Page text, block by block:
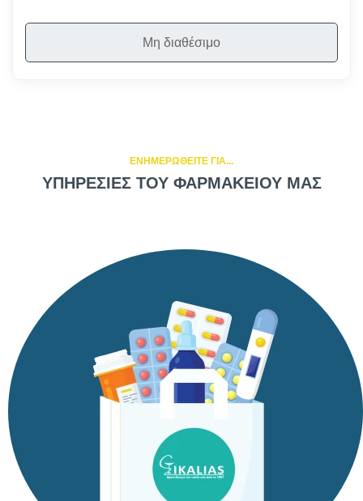
Μη διαθέσιμο
ΕΝΗΜΕΡΩΘΕΙΤΕ ΓΙΑ...
ΥΠΗΡΕΣΙΕΣ ΤΟΥ ΦΑΡΜΑΚΕΙΟΥ ΜΑΣ